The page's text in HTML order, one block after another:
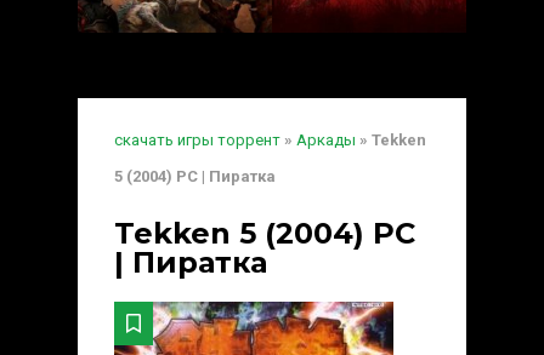
скачать игры торрент » Аркады » Tekken
5 (2004) PC | Пиратка
Tekken 5 (2004) PC
| Пиратка